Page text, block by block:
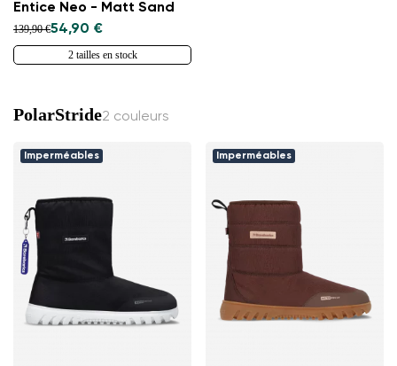
Entice Neo - Matt Sand
139,90 €54,90 €
2 tailles en stock
PolarStride2 couleurs
Imperméables Imperméables